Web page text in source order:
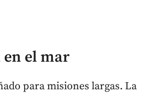
en el mar
para misiones largas. La